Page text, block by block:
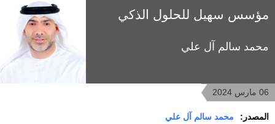
مؤسس سهيل للحلول الذكي
محمد سالم آل علي
06 مارس 2024
المصدر: محمد سالم آل علي